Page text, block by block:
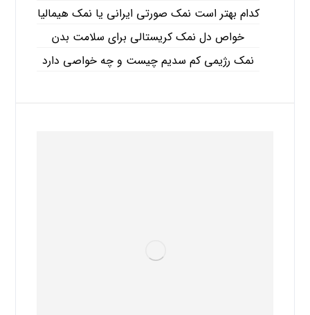
کدام بهتر است نمک صورتی ایرانی یا نمک هیمالیا
خواص دل نمک کریستالی برای سلامت بدن
نمک رژیمی کم سدیم چیست و چه خواصی دارد